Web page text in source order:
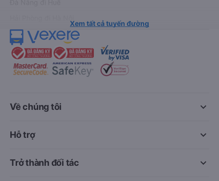
Xem tất cả tuyến đường
keyboard_arrow_down
Về chúng tôi
keyboard_arrow_down
Hỗ trợ
keyboard_arrow_down
Trở thành đối tác